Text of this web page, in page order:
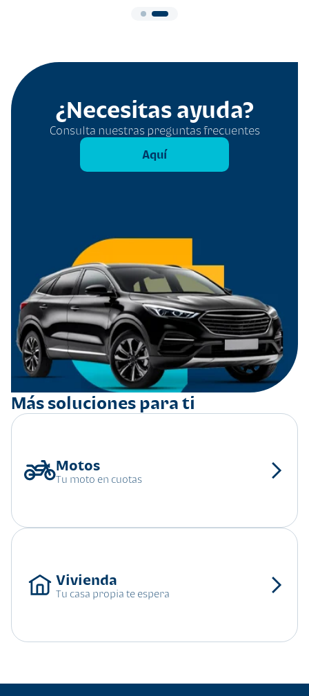
¿Necesitas ayuda?
Consulta nuestras preguntas frecuentes
Aquí
Más soluciones para ti
Tu moto en cuotas
Tu casa propia te espera